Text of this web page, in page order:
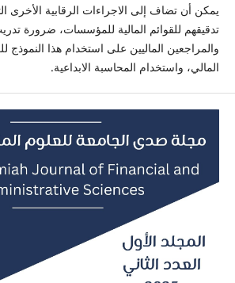
يمكن أن تضاف إلى الاجراءات الرقابية الأخرى
تدقيقهم للقوائم المالية للمؤسسات، ضرورة
والمراجعين الماليين على استخدام هذا
المالي، واستخدام المحاسبة الابداعية.